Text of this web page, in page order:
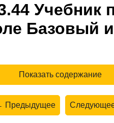
Учебник
Базовый
Показать содержание
Предыдущее